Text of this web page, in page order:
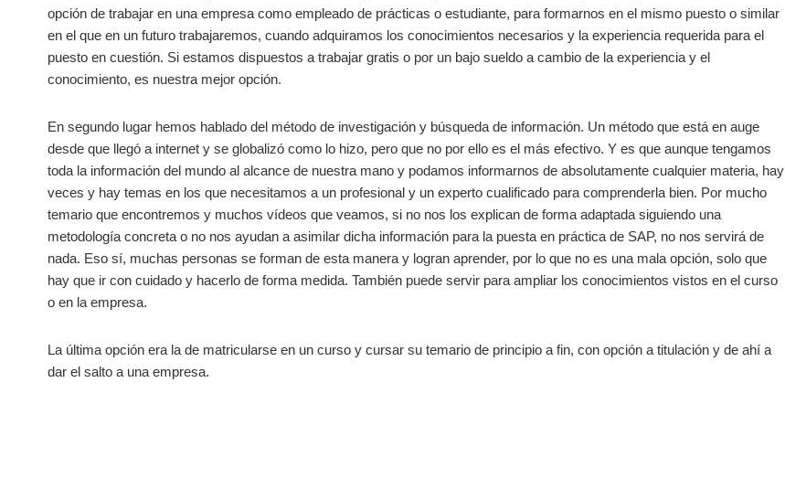
opción de trabajar en una empresa como empleado de prácticas o estudiante, para formarnos en el mismo puesto o similar
en el que en un futuro trabajaremos, cuando adquiramos los conocimientos necesarios y la experiencia requerida para el
puesto en cuestión. Si estamos dispuestos a trabajar gratis o por un bajo sueldo a cambio de la experiencia y el
conocimiento, es nuestra mejor opción.
En segundo lugar hemos hablado del método de investigación y búsqueda de información. Un método que está en auge
desde que llegó a internet y se globalizó como lo hizo, pero que no por ello es el más efectivo. Y es que aunque tengamos
toda la información del mundo al alcance de nuestra mano y podamos informarnos de absolutamente cualquier materia, hay
veces y hay temas en los que necesitamos a un profesional y un experto cualificado para comprenderla bien. Por mucho
temario que encontremos y muchos vídeos que veamos, si no nos los explican de forma adaptada siguiendo una
metodología concreta o no nos ayudan a asimilar dicha información para la puesta en práctica de SAP, no nos servirá de
nada. Eso sí, muchas personas se forman de esta manera y logran aprender, por lo que no es una mala opción, solo que
hay que ir con cuidado y hacerlo de forma medida. También puede servir para ampliar los conocimientos vistos en el curso
o en la empresa.
La última opción era la de matricularse en un curso y cursar su temario de principio a fin, con opción a titulación y de ahí a
dar el salto a una empresa.